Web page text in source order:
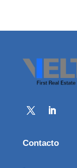
Contacto